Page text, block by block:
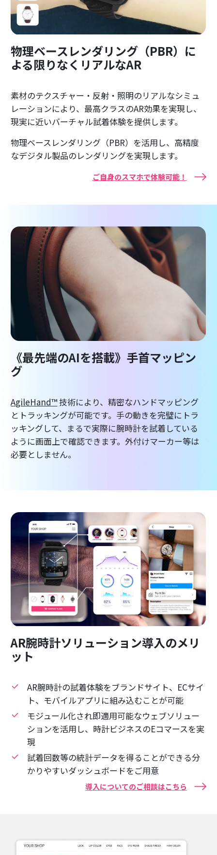
物理ベースレンダリング（PBR）に
よる限りなくリアルなAR
素材のテクスチャー・反射・照明のリアルなシミュ
レーションにより、最高クラスのAR効果を実現し、
現実に近いバーチャル試着体験を提供します。
物理ベースレンダリング（PBR）を活用し、高精度
なデジタル製品のレンダリングを実現します。
ご自身のスマホで体験可能！
《最先端のAIを搭載》手首マッピン
グ
AgileHand™技術により、精密なハンドマッピング
とトラッキングが可能です。手の動きを完璧にトラ
ッキングして、まるで実際に腕時計を試着している
ように画面上で確認できます。外付けマーカー等は
必要としません。
AR腕時計ソリューション導入のメリ
ット
AR腕時計の試着体験をブランドサイト、ECサイ
ト、モバイルアプリに組み込むことが可能
モジュール化され即適用可能なウェブソリュー
ションを活用し、時計ビジネスのEコマースを実
現
試着回数等の統計データを得ることができる分
かりやすいダッシュボードをご用意
導入についてのご相談はこちら